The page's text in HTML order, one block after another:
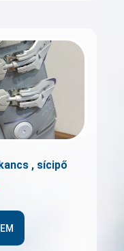
, sícipő